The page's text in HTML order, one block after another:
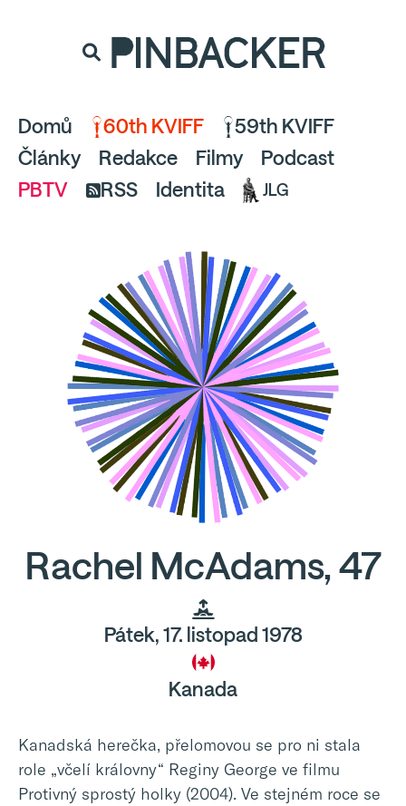
a pusťte se do čtení.
PINBACKER
Domů 60th KVIFF
59th KVIFF
Články
Redakce Filmy
Podcast
PBTV
RSS Identita JLG
Rachel McAdams, 47
Pátek, 17. listopad 1978
Kanada
Kanadská herečka, přelomovou se pro ni stala
role „včelí královny“ Reginy George ve filmu
Protivný sprostý holky (2004). Ve stejném roce se